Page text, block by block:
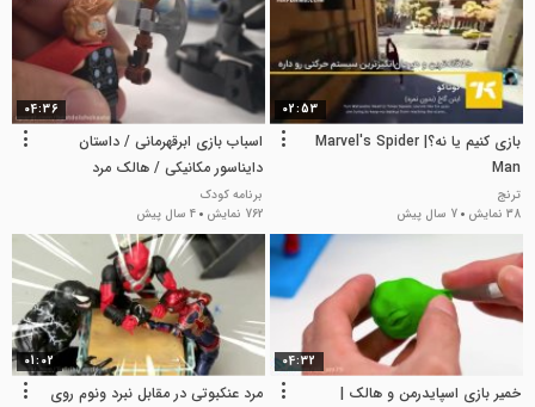
02:53
بازی کنیم یا نه؟| Marvel's Spider
Man
ترنج
38 نمایش
7 سال پیش
04:36
اسباب بازی ابرقهرمانی / داستان
دایناسور مکانیکی / هالک مرد
عنکبوتی مرد آهنی
برنامه کودک
762 نمایش
4 سال پیش
04:32
خمیر بازی اسپایدرمن و هالک |
01:02
مرد عنکبوتی در مقابل نبرد ونوم روی